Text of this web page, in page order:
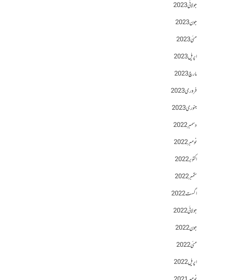
جولائی 2023
جون 2023
مئی 2023
اپریل 2023
مارچ 2023
فروری 2023
جنوری 2023
دسمبر 2022
نومبر 2022
اکتوبر 2022
ستمبر 2022
اگست 2022
جولائی 2022
جون 2022
مئی 2022
اپریل 2022